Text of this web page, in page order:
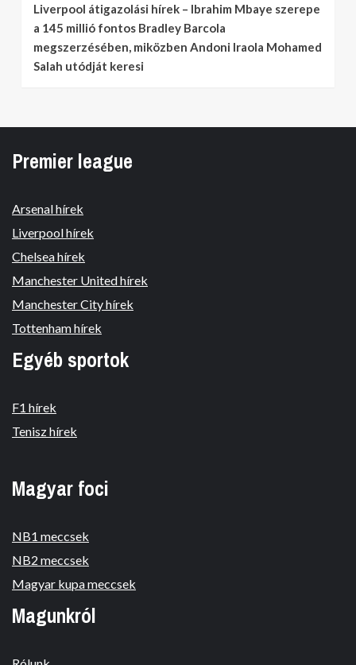
Liverpool átigazolási hírek – Ibrahim Mbaye szerepe
a 145 millió fontos Bradley Barcola
megszerzésében, miközben Andoni Iraola Mohamed
Salah utódját keresi
Premier league
Arsenal hírek
Liverpool hírek
Chelsea hírek
Manchester United hírek
Manchester City hírek
Tottenham hírek
Egyéb sportok
F1 hírek
Tenisz hírek
Magyar foci
NB1 meccsek
NB2 meccsek
Magyar kupa meccsek
Magunkról